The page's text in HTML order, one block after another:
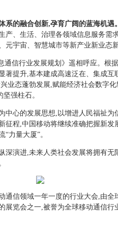
系的融合创新,孕育广阔的蓝海机遇。
产、生活、治理各领域信息服务需
宇宙、智慧城市等新产业新业态新
通信行业发展规划》遥相呼应。根
著提升,基本建成高速泛在、集成互
业态蓬勃发展,赋能经济社会数字
强柱石。
中心的发展思想,以增进人民福祉为
征程,中国移动将继续准确把握新发
力量大厦”。
深演进,未来人类社会发展将拥有无
通信领域一年一度的行业大会,由全
览会之一,被誉为全球移动通信行